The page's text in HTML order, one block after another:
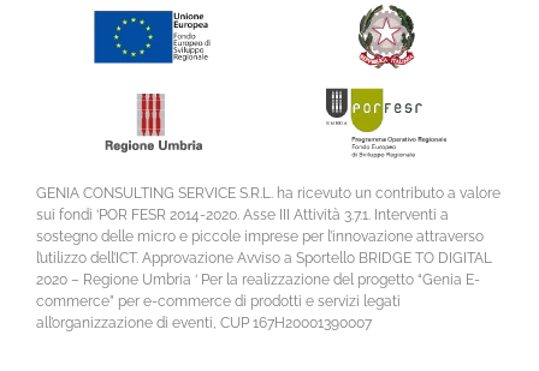
GENIA CONSULTING SERVICE S.R.L. ha ricevuto un contributo a valore
sui fondi ‘POR FESR 2014-2020. Asse III Attività 3.7.1. Interventi a
sostegno delle micro e piccole imprese per l’innovazione attraverso
l’utilizzo dell’ICT. Approvazione Avviso a Sportello BRIDGE TO DIGITAL
2020 – Regione Umbria ‘ Per la realizzazione del progetto “Genia E-
commerce” per e-commerce di prodotti e servizi legati
all’organizzazione di eventi, CUP 167H20001390007